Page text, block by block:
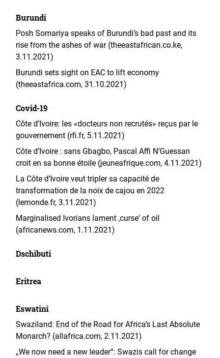
Burundi
Posh Somariya speaks of Burundi’s bad past and its
rise from the ashes of war (theeastafrican.co.ke,
3.11.2021)
Burundi sets sight on EAC to lift economy
(theeastafrica.com, 31.10.2021)
Covid-19
Côte d’Ivoire: les «docteurs non recrutés» reçus par le
gouvernement (rfi.fr, 5.11.2021)
Côte d’Ivoire : sans Gbagbo, Pascal Affi N’Guessan
croit en sa bonne étoile (jeuneafrique.com, 4.11.2021)
La Côte d’Ivoire veut tripler sa capacité de
transformation de la noix de cajou en 2022
(lemonde.fr, 3.11.2021)
Marginalised Ivorians lament ‚curse‘ of oil
(africanews.com, 1.11.2021)
Dschibuti
Eritrea
Eswatini
Swaziland: End of the Road for Africa’s Last Absolute
Monarch? (allafrica.com, 2.11.2021)
„We now need a new leader“: Swazis call for change